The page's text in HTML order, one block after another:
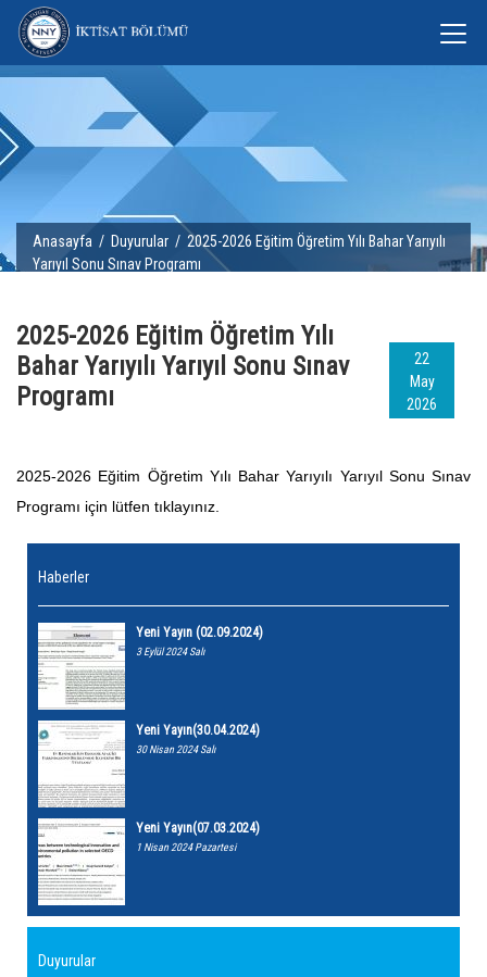
Anasayfa / Duyurular / 2025-2026 Eğitim Öğretim Yılı Bahar Yarıyılı
Yarıyıl Sonu Sınav Programı
22
May
2026
2025-2026 Eğitim Öğretim Yılı
Bahar Yarıyılı Yarıyıl Sonu Sınav
Programı
2025-2026 Eğitim Öğretim Yılı Bahar Yarıyılı Yarıyıl Sonu Sınav
Programı için lütfen tıklayınız.
Haberler
Yeni Yayın (02.09.2024)
3 Eylül 2024 Salı
Yeni Yayın(30.04.2024)
30 Nisan 2024 Salı
Yeni Yayın(07.03.2024)
1 Nisan 2024 Pazartesi
Duyurular